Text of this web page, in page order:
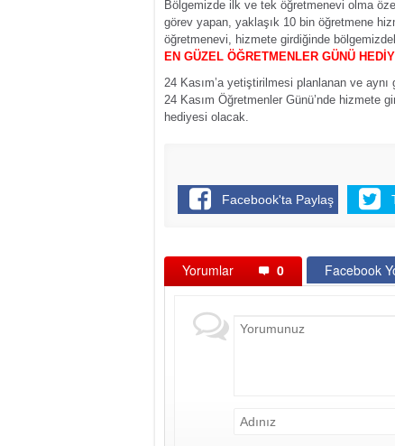
Bölgemizde ilk ve tek öğretmenevi olma
görev yapan, yaklaşık 10 bin öğretmene
öğretmenevi, hizmete girdiğinde
EN GÜZEL ÖĞRETMENLER GÜNÜ
24 Kasım’a yetiştirilmesi planlanan ve
24 Kasım Öğretmenler Günü’nde hizmete
hediyesi olacak.
Facebook'ta Paylaş
Yorumlar 0 Facebook